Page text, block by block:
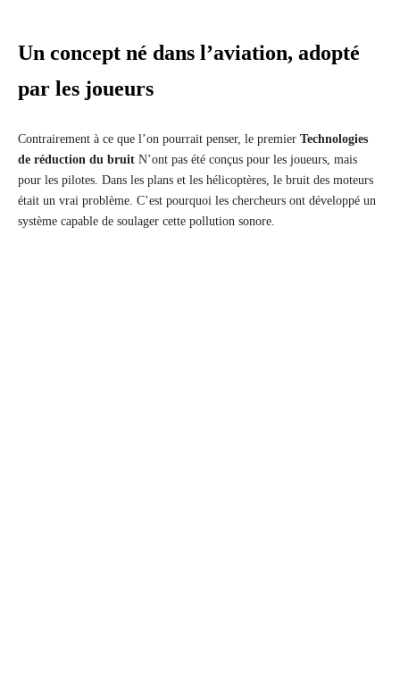
Un concept né dans l’aviation, adopté
par les joueurs
Contrairement à ce que l’on pourrait penser, le premier Technologies
de réduction du bruit N’ont pas été conçus pour les joueurs, mais
pour les pilotes. Dans les plans et les hélicoptères, le bruit des moteurs
était un vrai problème. C’est pourquoi les chercheurs ont développé un
système capable de soulager cette pollution sonore.